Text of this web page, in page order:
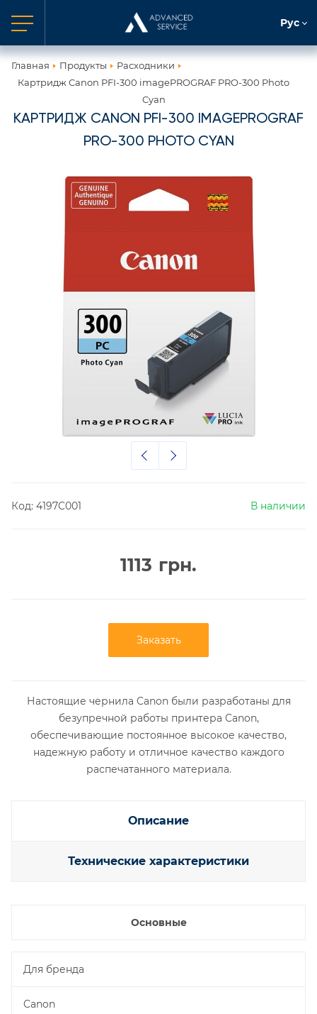
Рус
Главная Продукты
Расходники
Картридж Canon PFI-300 imagePROGRAF PRO-300 Photo
Cyan
КАРТРИДЖ CANON PFI-300 IMAGEPROGRAF
PRO-300 PHOTO CYAN
Код: 4197C001 В наличии
1113 грн.
Заказать
Настоящие чернила Canon были разработаны для
безупречной работы принтера Canon,
обеспечивающие постоянное высокое качество,
надежную работу и отличное качество каждого
распечатанного материала.
Описание
Технические характеристики
Основные
Для бренда
Canon